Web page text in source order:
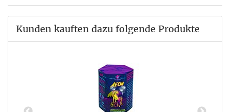
Kunden kauften dazu folgende Produkte